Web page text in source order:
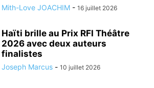
Mith-Love JOACHIM - 16 juillet 2026
Haïti brille au Prix RFI Théâtre
2026 avec deux auteurs
finalistes
Joseph Marcus - 10 juillet 2026